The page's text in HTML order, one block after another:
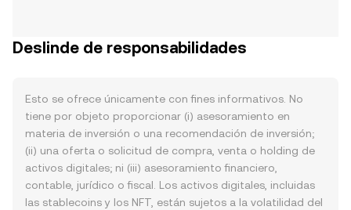
Deslinde de responsabilidades
Esto se ofrece únicamente con fines informativos. No
tiene por objeto proporcionar (i) asesoramiento en
materia de inversión o una recomendación de inversión;
(ii) una oferta o solicitud de compra, venta o holding de
activos digitales; ni (iii) asesoramiento financiero,
contable, jurídico o fiscal. Los activos digitales, incluidas
las stablecoins y los NFT, están sujetos a la volatilidad del